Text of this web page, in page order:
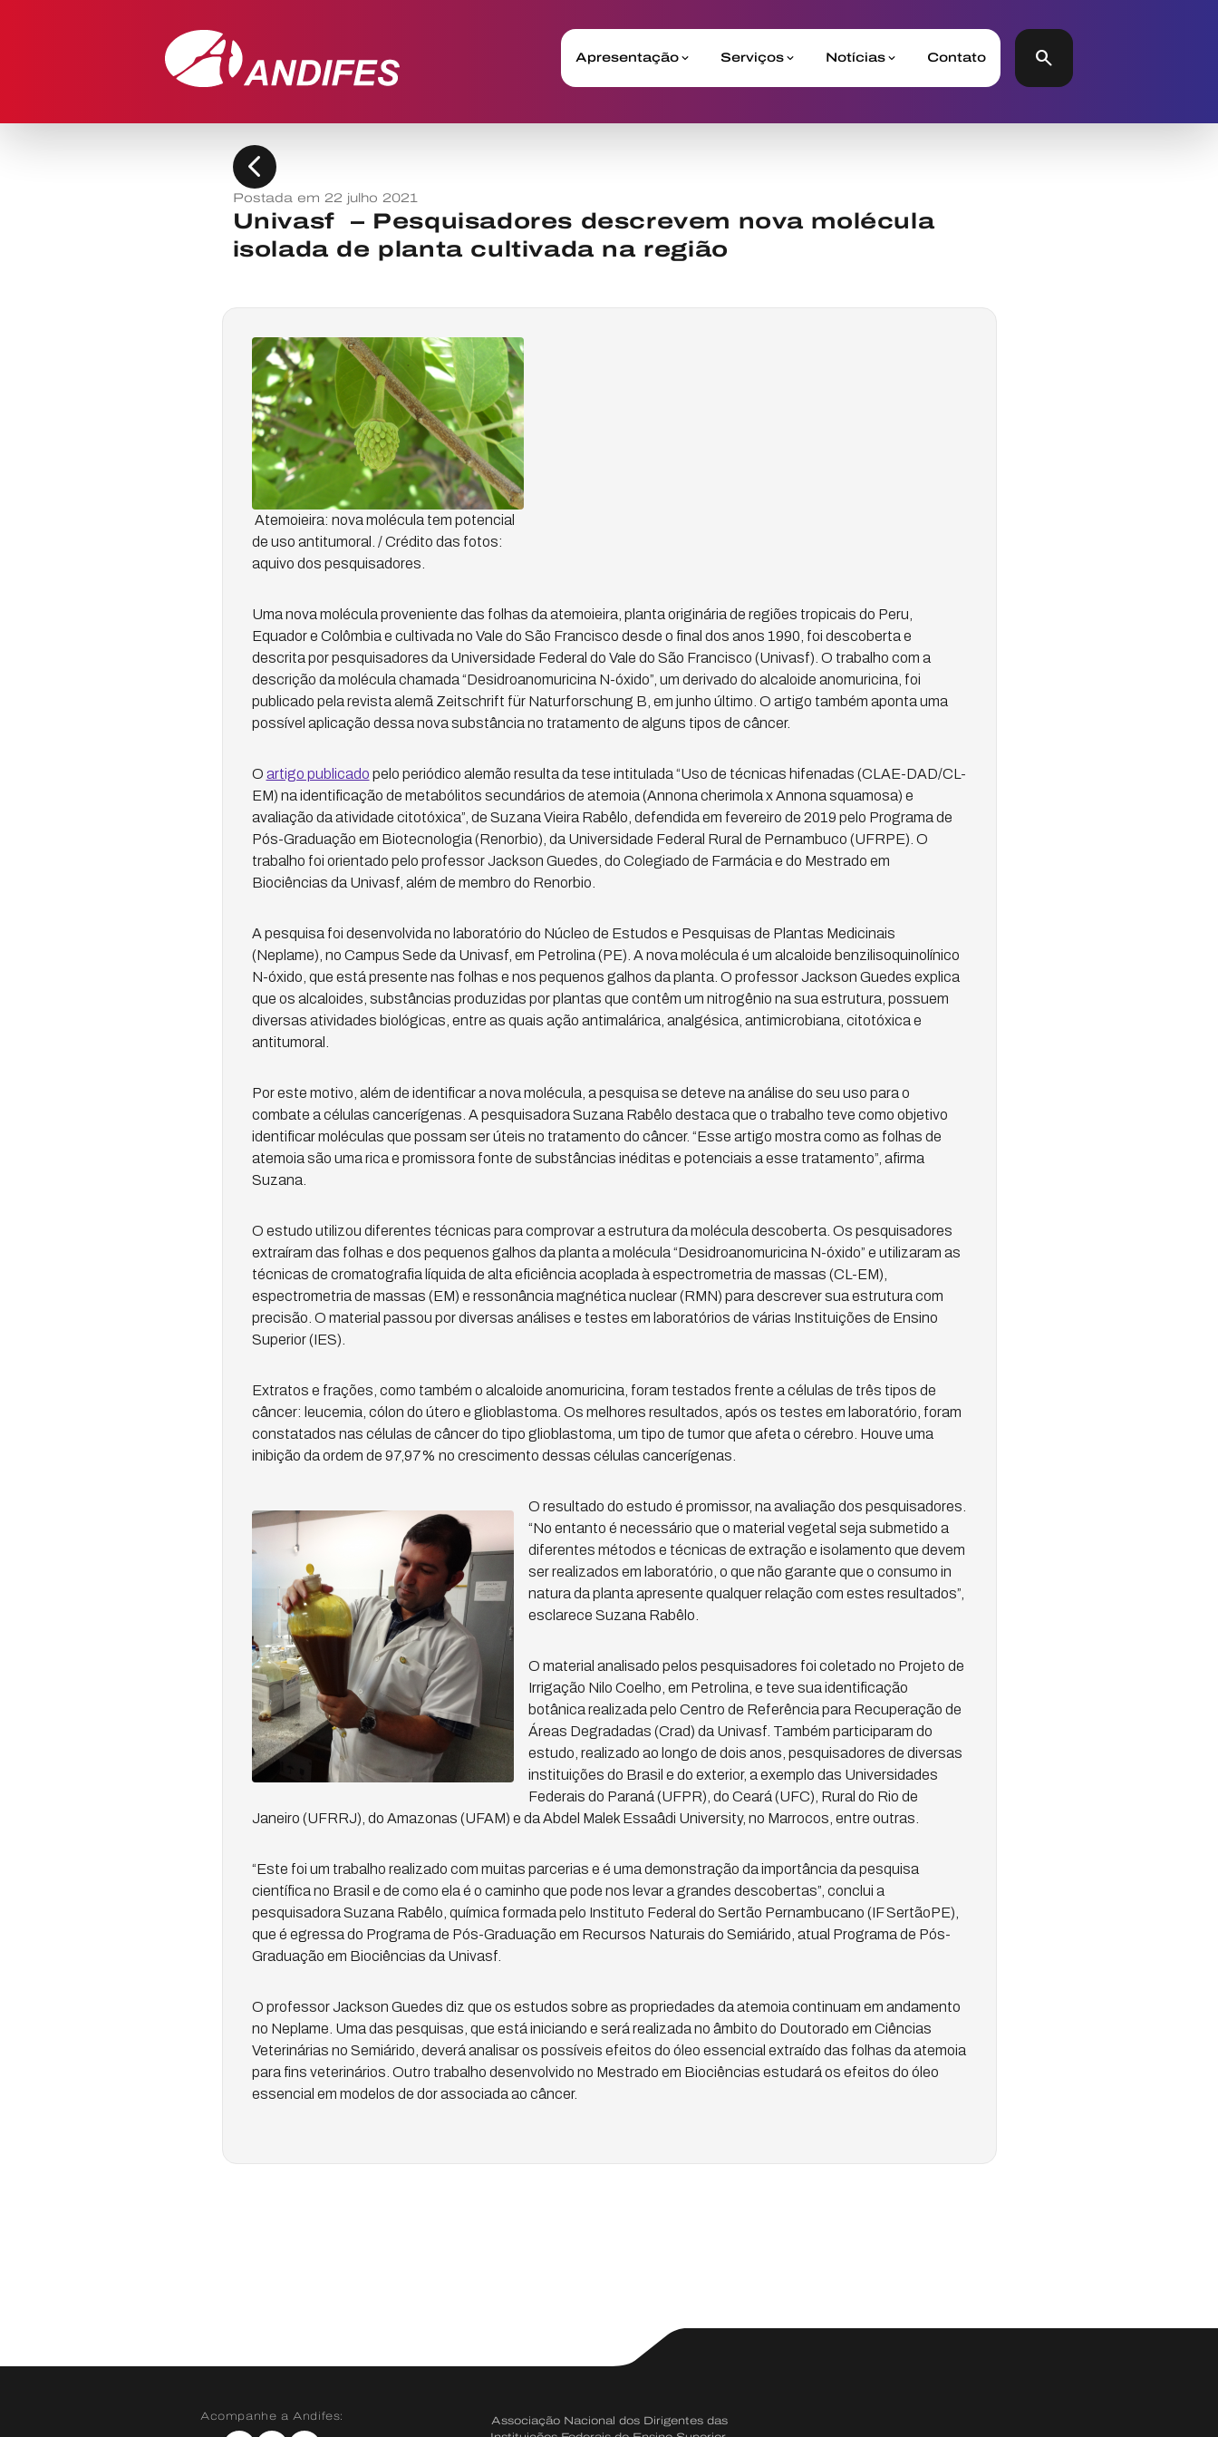
Apresentação Serviços Notícias Contato search
chevron_left
Postada em 22 julho 2021
Univasf – Pesquisadores descrevem nova molécula
isolada de planta cultivada na região
Atemoieira: nova molécula tem potencial
de uso antitumoral. / Crédito das fotos:
aquivo dos pesquisadores.
Uma nova molécula proveniente das folhas da atemoieira, planta originária de regiões tropicais do Peru,
Equador e Colômbia e cultivada no Vale do São Francisco desde o final dos anos 1990, foi descoberta e
descrita por pesquisadores da Universidade Federal do Vale do São Francisco (Univasf). O trabalho com a
descrição da molécula chamada “Desidroanomuricina N-óxido”, um derivado do alcaloide anomuricina, foi
publicado pela revista alemã Zeitschrift für Naturforschung B, em junho último. O artigo também aponta uma
possível aplicação dessa nova substância no tratamento de alguns tipos de câncer.
O artigo publicado pelo periódico alemão resulta da tese intitulada “Uso de técnicas hifenadas (CLAE-DAD/CL-
EM) na identificação de metabólitos secundários de atemoia (Annona cherimola x Annona squamosa) e
avaliação da atividade citotóxica”, de Suzana Vieira Rabêlo, defendida em fevereiro de 2019 pelo Programa de
Pós-Graduação em Biotecnologia (Renorbio), da Universidade Federal Rural de Pernambuco (UFRPE). O
trabalho foi orientado pelo professor Jackson Guedes, do Colegiado de Farmácia e do Mestrado em
Biociências da Univasf, além de membro do Renorbio.
A pesquisa foi desenvolvida no laboratório do Núcleo de Estudos e Pesquisas de Plantas Medicinais
(Neplame), no Campus Sede da Univasf, em Petrolina (PE). A nova molécula é um alcaloide benzilisoquinolínico
N-óxido, que está presente nas folhas e nos pequenos galhos da planta. O professor Jackson Guedes explica
que os alcaloides, substâncias produzidas por plantas que contêm um nitrogênio na sua estrutura, possuem
diversas atividades biológicas, entre as quais ação antimalárica, analgésica, antimicrobiana, citotóxica e
antitumoral.
Por este motivo, além de identificar a nova molécula, a pesquisa se deteve na análise do seu uso para o
combate a células cancerígenas. A pesquisadora Suzana Rabêlo destaca que o trabalho teve como objetivo
identificar moléculas que possam ser úteis no tratamento do câncer. “Esse artigo mostra como as folhas de
atemoia são uma rica e promissora fonte de substâncias inéditas e potenciais a esse tratamento”, afirma
Suzana.
O estudo utilizou diferentes técnicas para comprovar a estrutura da molécula descoberta. Os pesquisadores
extraíram das folhas e dos pequenos galhos da planta a molécula “Desidroanomuricina N-óxido” e utilizaram as
técnicas de cromatografia líquida de alta eficiência acoplada à espectrometria de massas (CL-EM),
espectrometria de massas (EM) e ressonância magnética nuclear (RMN) para descrever sua estrutura com
precisão. O material passou por diversas análises e testes em laboratórios de várias Instituições de Ensino
Superior (IES).
Extratos e frações, como também o alcaloide anomuricina, foram testados frente a células de três tipos de
câncer: leucemia, cólon do útero e glioblastoma. Os melhores resultados, após os testes em laboratório, foram
constatados nas células de câncer do tipo glioblastoma, um tipo de tumor que afeta o cérebro. Houve uma
inibição da ordem de 97,97% no crescimento dessas células cancerígenas.
O resultado do estudo é promissor, na avaliação dos pesquisadores.
“No entanto é necessário que o material vegetal seja submetido a
diferentes métodos e técnicas de extração e isolamento que devem
ser realizados em laboratório, o que não garante que o consumo in
natura da planta apresente qualquer relação com estes resultados”,
esclarece Suzana Rabêlo.
O material analisado pelos pesquisadores foi coletado no Projeto de
Irrigação Nilo Coelho, em Petrolina, e teve sua identificação
botânica realizada pelo Centro de Referência para Recuperação de
Áreas Degradadas (Crad) da Univasf. Também participaram do
estudo, realizado ao longo de dois anos, pesquisadores de diversas
instituições do Brasil e do exterior, a exemplo das Universidades
Federais do Paraná (UFPR), do Ceará (UFC), Rural do Rio de
Janeiro (UFRRJ), do Amazonas (UFAM) e da Abdel Malek Essaâdi University, no Marrocos, entre outras.
“Este foi um trabalho realizado com muitas parcerias e é uma demonstração da importância da pesquisa
científica no Brasil e de como ela é o caminho que pode nos levar a grandes descobertas”, conclui a
pesquisadora Suzana Rabêlo, química formada pelo Instituto Federal do Sertão Pernambucano (IF SertãoPE),
que é egressa do Programa de Pós-Graduação em Recursos Naturais do Semiárido, atual Programa de Pós-
Graduação em Biociências da Univasf.
O professor Jackson Guedes diz que os estudos sobre as propriedades da atemoia continuam em andamento
no Neplame. Uma das pesquisas, que está iniciando e será realizada no âmbito do Doutorado em Ciências
Veterinárias no Semiárido, deverá analisar os possíveis efeitos do óleo essencial extraído das folhas da atemoia
para fins veterinários. Outro trabalho desenvolvido no Mestrado em Biociências estudará os efeitos do óleo
essencial em modelos de dor associada ao câncer.
Acompanhe a Andifes:
Associação Nacional dos Dirigentes das